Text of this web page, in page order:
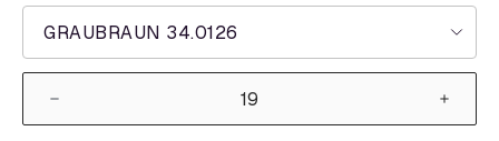
GRAUBRAUN 34.0126